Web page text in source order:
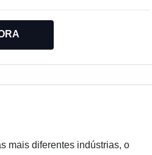
isoladas do ar frio que estão
produto é muito útil para
mais diferentes indústrias, o